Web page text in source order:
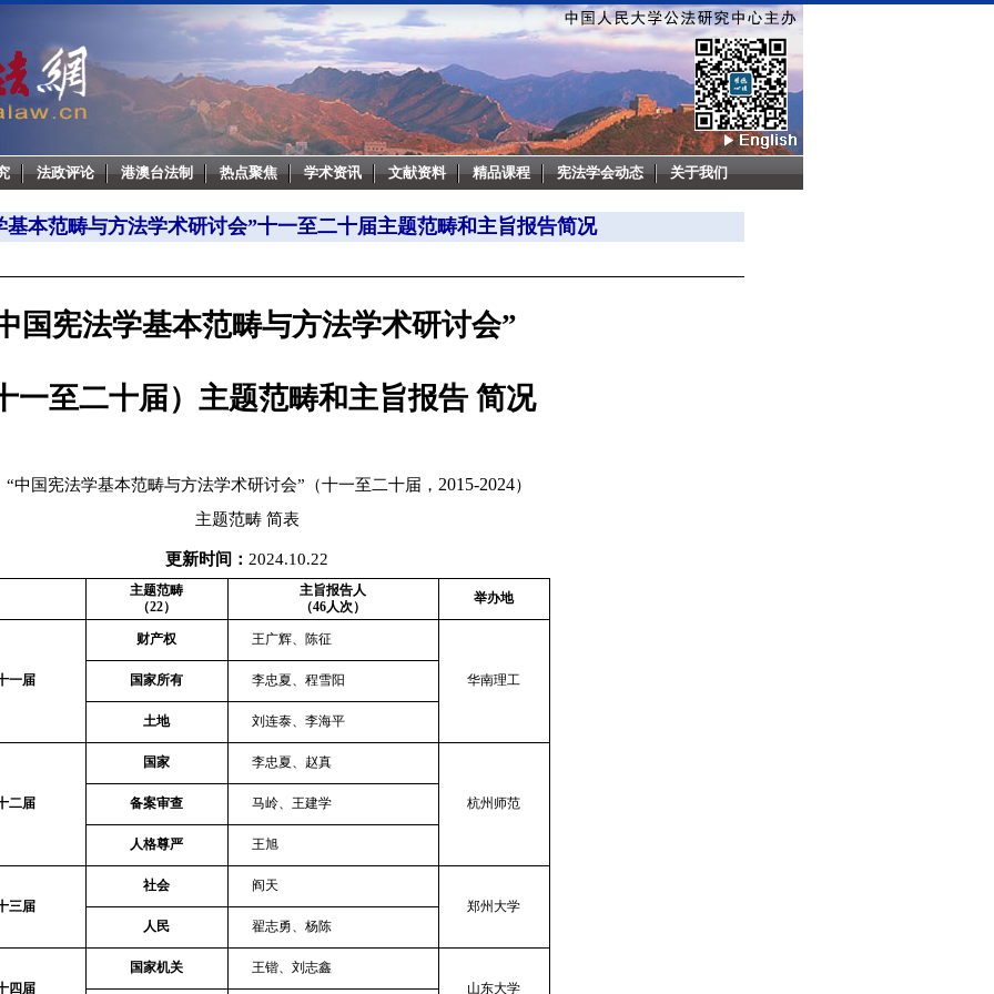
法政评论 港澳台法制 热点聚焦 学术资讯 文献资料 精品课程 宪法学会动态 关于我们
基本范畴与方法学术研讨会”十一至二十届主题范畴和主旨报告简况
国宪法学基本范畴与方法学术研讨会”
一至二十届）主题范畴和主旨报告 简况
“中国宪法学基本范畴与方法学术研讨会”（十一至二十届， 2015-2024）
主题范畴 简表
更新时间： 2024.10.22
主题范畴
（22）
主旨报告人
（46人次）
举办地
一届
财产权 王广辉、 陈征
华南理工
国家所有 李忠夏、 程雪阳
土地 刘连泰、 李海平
二届
国家 李忠夏、 赵真
杭州师范
备案审查 马岭、 王建学
人格尊严 王旭
三届
社会
阎天
郑州大学
人民
翟志勇、 杨陈
四届
国家机关 王锴、 刘志鑫
山东大学